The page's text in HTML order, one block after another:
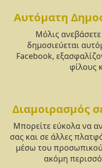
Αυτόματη
Μόλις
δημοσιεύεται
Facebook,
φίλους
Διαμοιρασμός
Μπορείτε εύκολα να
σας και σε άλλες
μέσω του
ακόμη